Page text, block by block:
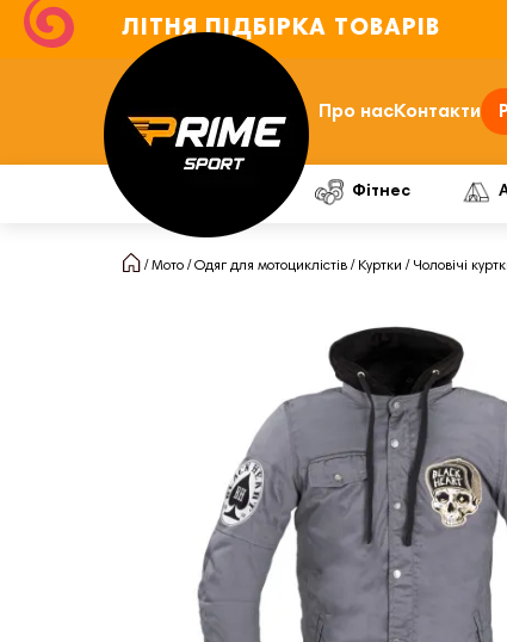
ЛІТНЯ ПІДБІРКА ТОВАРІВ
Про насКонтакти
Фітнес
Мото Одяг для мотоциклістів Куртки Чоловічі